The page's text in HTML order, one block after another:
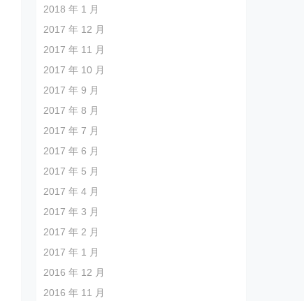
2018 年 1 月
2017 年 12 月
2017 年 11 月
2017 年 10 月
2017 年 9 月
2017 年 8 月
2017 年 7 月
2017 年 6 月
2017 年 5 月
2017 年 4 月
2017 年 3 月
2017 年 2 月
2017 年 1 月
2016 年 12 月
2016 年 11 月